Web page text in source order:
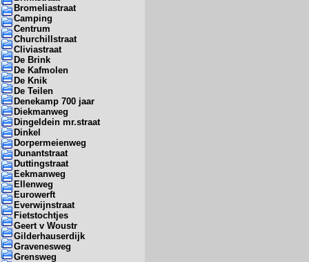
Bromeliastraat
Camping
Centrum
Churchillstraat
Cliviastraat
De Brink
De Kafmolen
De Knik
De Teilen
Denekamp 700 jaar
Diekmanweg
Dingeldein mr.straat
Dinkel
Dorpermeienweg
Dunantstraat
Duttingstraat
Eekmanweg
Ellenweg
Eurowerft
Everwijnstraat
Fietstochtjes
Geert v Woustr
Gilderhauserdijk
Gravenesweg
Grensweg